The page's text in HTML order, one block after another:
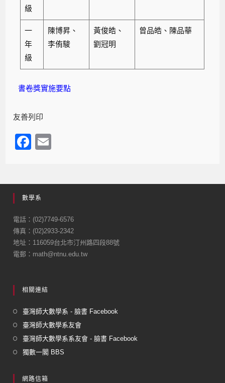
級
一
年
級
陳博昇、
李侑駿
黃俊皓、
劉冠明
曾品皓、陳品華
書卷獎實施要點
友善列印
F
e
b
o
o
k
數學系
電話：(02)7749-6576
傳真：(02)2933-2342
地址：116059台北市汀州路四段88號
電郵：math@ntnu.edu.tw
相關連結
臺灣師大數學系 - 臉書 Facebook
臺灣師大數學系友會
臺灣師大數學系系友會 - 臉書 Facebook
獨數一閣 BBS
網路信箱